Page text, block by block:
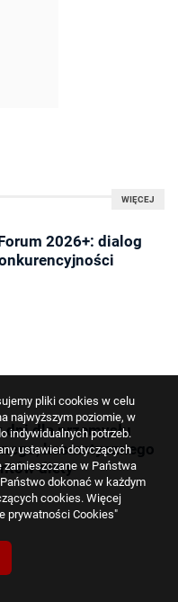
pliki cookies w celu
najwyższym poziomie, w
indywidualnych potrzeb.
ustawień dotyczących
zamieszczane w Państwa
dokonać w każdym
cookies. Więcej
prywatności Cookies"
WIĘCEJ
2026+: dialog
dni dla przemysłu
kosmetycznego
diety